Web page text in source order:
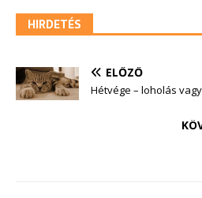
HIRDETÉS
ELŐZŐ
Hétvége – loholás